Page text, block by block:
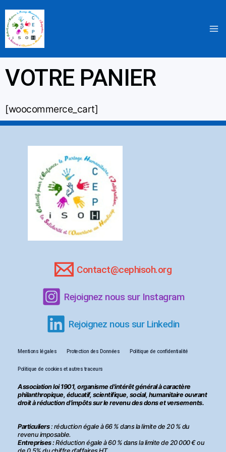
au
contenu
VOTRE PANIER
[woocommerce_cart]
Contact@cephisoh.org
Rejoignez nous sur Instagram
Rejoignez nous sur Linkedin
Mentions légales Protection des Données Politique de confidentialité
Politique de cookies et autres traceurs
Association loi 1901, organisme d'intérêt général à caractère
philanthropique, éducatif, scientifique, social, humanitaire ouvrant
droit à réduction d'impôts sur le revenu des dons et versements.
Particuliers: réduction égale à 66 % dans la limite de 20 % du
revenu imposable.
Entreprises :Réduction égale à 60 % dans la limite de 20 000 € ou